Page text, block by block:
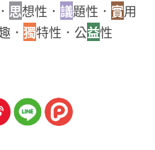
思想性． 議題性． 實用
． 獨特性．公益性